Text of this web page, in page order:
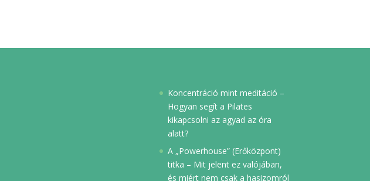
Koncentráció mint meditáció –
Hogyan segít a Pilates
kikapcsolni az agyad az óra
alatt?
A „Powerhouse” (Erőközpont)
titka – Mit jelent ez valójában,
és miért nem csak a hasizomról